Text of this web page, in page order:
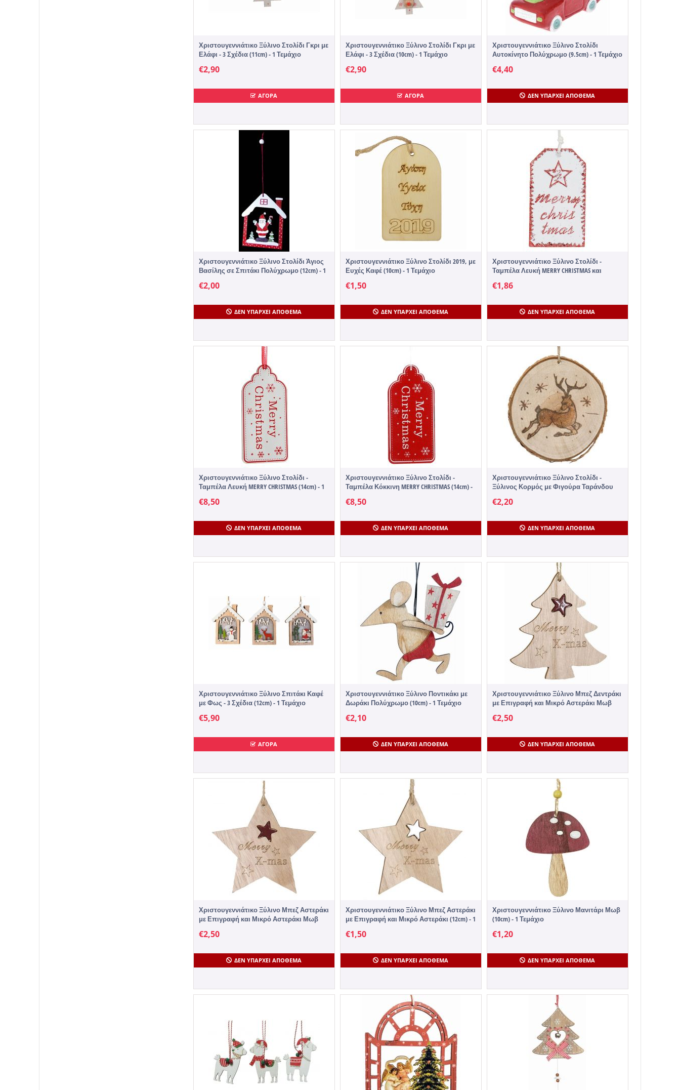
Χριστουγεννιάτικο Ξύλινο Στολίδι Γκρι με
Ελάφι - 3 Σχέδια (11cm) - 1 Τεμάχιο
€2,90
ΑΓΟΡΑ
Χριστουγεννιάτικο Ξύλινο Στολίδι Γκρι με
Ελάφι - 3 Σχέδια (10cm) - 1 Τεμάχιο
€2,90
ΑΓΟΡΑ
Χριστουγεννιάτικο Ξύλινο Στολίδι
Αυτοκίνητο Πολύχρωμο (9.5cm) - 1 Τεμάχιο
€4,40
ΔΕΝ ΥΠΆΡΧΕΙ ΑΠΌΘΕΜΑ
Χριστουγεννιάτικο Ξύλινο Στολίδι Άγιος
Βασίλης σε Σπιτάκι Πολύχρωμο (12cm) - 1
€2,00
ΔΕΝ ΥΠΆΡΧΕΙ ΑΠΌΘΕΜΑ
Χριστουγεννιάτικο Ξύλινο Στολίδι 2019, με
Ευχές Καφέ (10cm) - 1 Τεμάχιο
€1,50
ΔΕΝ ΥΠΆΡΧΕΙ ΑΠΌΘΕΜΑ
Χριστουγεννιάτικο Ξύλινο Στολίδι -
Ταμπέλα Λευκή MERRY CHRISTMAS και
€1,86
ΔΕΝ ΥΠΆΡΧΕΙ ΑΠΌΘΕΜΑ
Χριστουγεννιάτικο Ξύλινο Στολίδι -
Ταμπέλα Λευκή MERRY CHRISTMAS (14cm) - 1
€8,50
ΔΕΝ ΥΠΆΡΧΕΙ ΑΠΌΘΕΜΑ
Χριστουγεννιάτικο Ξύλινο Στολίδι -
Ταμπέλα Κόκκινη MERRY CHRISTMAS (14cm) -
€8,50
ΔΕΝ ΥΠΆΡΧΕΙ ΑΠΌΘΕΜΑ
Χριστουγεννιάτικο Ξύλινο Στολίδι -
Ξύλινος Κορμός με Φιγούρα Ταράνδου
€2,20
ΔΕΝ ΥΠΆΡΧΕΙ ΑΠΌΘΕΜΑ
Χριστουγεννιάτικο Ξύλινο Σπιτάκι Καφέ
με Φως - 3 Σχέδια (12cm) - 1 Τεμάχιο
€5,90
ΑΓΟΡΑ
Χριστουγεννιάτικο Ξύλινο Ποντικάκι με
Δωράκι Πολύχρωμο (10cm) - 1 Τεμάχιο
€2,10
ΔΕΝ ΥΠΆΡΧΕΙ ΑΠΌΘΕΜΑ
Χριστουγεννιάτικο Ξύλινο Μπεζ Δεντράκι
με Επιγραφή και Μικρό Αστεράκι Μωβ
€2,50
ΔΕΝ ΥΠΆΡΧΕΙ ΑΠΌΘΕΜΑ
Χριστουγεννιάτικο Ξύλινο Μπεζ Αστεράκι
με Επιγραφή και Μικρό Αστεράκι Μωβ
€2,50
ΔΕΝ ΥΠΆΡΧΕΙ ΑΠΌΘΕΜΑ
Χριστουγεννιάτικο Ξύλινο Μπεζ Αστεράκι
με Επιγραφή και Μικρό Αστεράκι (12cm) - 1
€1,50
ΔΕΝ ΥΠΆΡΧΕΙ ΑΠΌΘΕΜΑ
Χριστουγεννιάτικο Ξύλινο Μανιτάρι Μωβ
(10cm) - 1 Τεμάχιο
€1,20
ΔΕΝ ΥΠΆΡΧΕΙ ΑΠΌΘΕΜΑ